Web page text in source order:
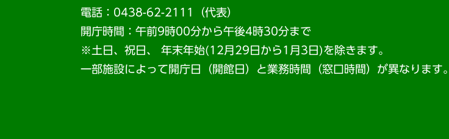
電話：0438-62-2111（代表）
開庁時間：午前9時00分から午後4時30分まで
※土日、祝日、 年末年始(12月29日から1月3日)を除きます。
一部施設によって開庁日（開館日）と業務時間（窓口時間）が異なります。